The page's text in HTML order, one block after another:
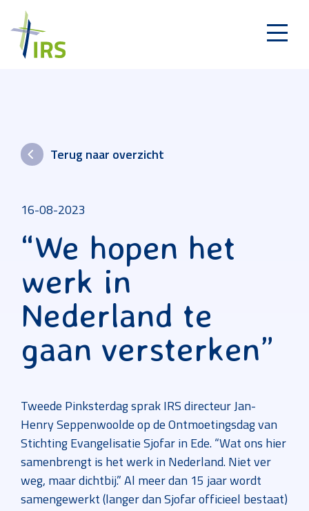
Terug naar overzicht
16-08-2023
“We hopen het
werk in
Nederland te
gaan versterken”
Tweede Pinksterdag sprak IRS directeur Jan-
Henry Seppenwoolde op de Ontmoetingsdag van
Stichting Evangelisatie Sjofar in Ede. “Wat ons hier
samenbrengt is het werk in Nederland. Niet ver
weg, maar dichtbij.” Al meer dan 15 jaar wordt
samengewerkt (langer dan Sjofar officieel bestaat)